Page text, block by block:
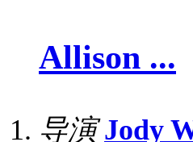
Allison ...
导演 Jody